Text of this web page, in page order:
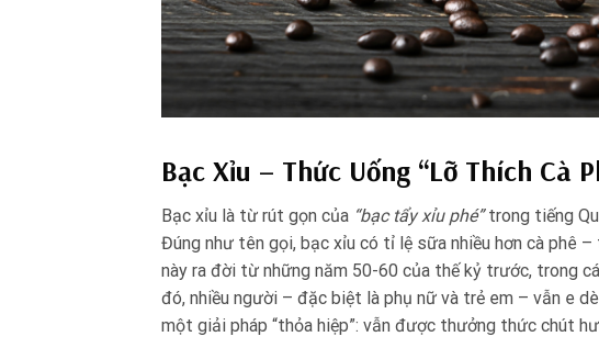
Bạc Xỉu – Thức Uống “Lỡ Thích Cà
Bạc xỉu là từ rút gọn của “bạc tẩy xỉu phé”trong tiếng
Đúng như tên gọi, bạc xỉu có tỉ lệ sữa nhiều hơn cà phê
này ra đời từ những năm 50-60 của thế kỷ trước, trong
đó, nhiều người – đặc biệt là phụ nữ và trẻ em – vẫn e
một giải pháp “thỏa hiệp”: vẫn được thưởng thức chút